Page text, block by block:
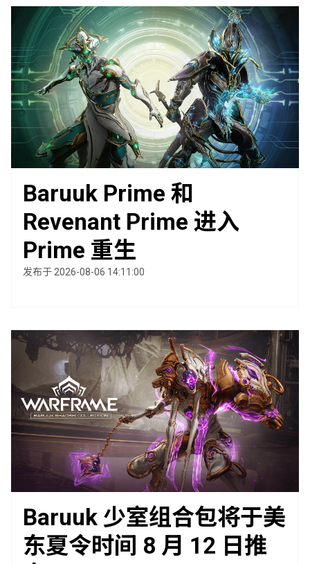
Baruuk Prime 和
Revenant Prime 进入
Prime 重生
发布于 2026-08-06 14:11:00
Baruuk 少室组合包将于美
东夏令时间 8 月 12 日推